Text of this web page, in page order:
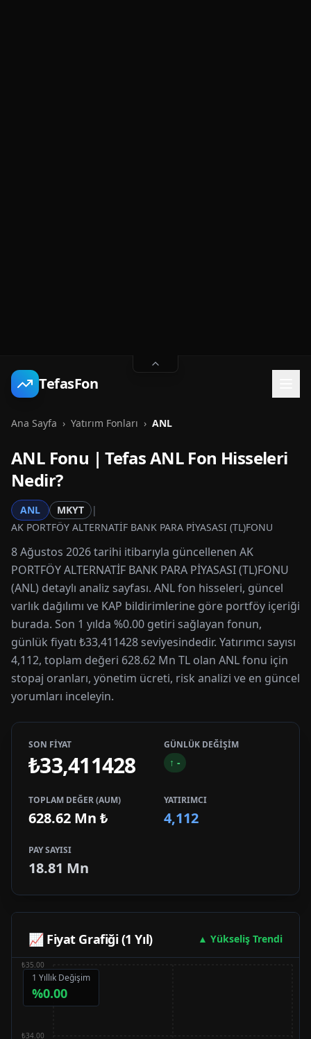
TefasFon
Ana Sayfa › Yatırım Fonları › ANL
ANL Fonu | TefasANL Fon Hisseleri
Nedir?
ANL MKYT
|
AK PORTFÖY ALTERNATİF BANK PARA PİYASASI (TL)FONU
8 Ağustos 2026 tarihi itibarıyla güncellenen AK
PORTFÖY ALTERNATİF BANK PARA PİYASASI (TL)FONU
(ANL) detaylı analiz sayfası. ANL fon hisseleri, güncel
varlık dağılımı ve KAP bildirimlerine göre portföy içeriği
burada. Son 1 yılda %0.00 getiri sağlayan fonun,
günlük fiyatı ₺33,411428 seviyesindedir. Yatırımcı sayısı
4,112, toplam değeri 628.62 Mn TL olan ANL fonu için
stopaj oranları, yönetim ücreti, risk analizi ve en güncel
yorumları inceleyin.
SON FİYAT
₺33,411428
GÜNLÜK DEĞİŞİM
↑ -
TOPLAM DEĞER (AUM)
628.62 Mn ₺
YATIRIMCI
4,112
PAY SAYISI
18.81 Mn
📈 Fiyat Grafiği (1 Yıl) ▲ Yükseliş Trendi
1 Yıllık Değişim
%0.00
₺34.00
₺35.00